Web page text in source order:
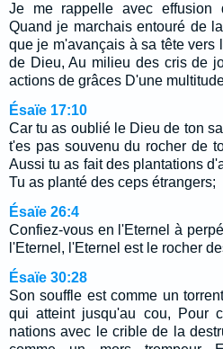
Je me rappelle avec effusion
Quand je marchais entouré de
que je m'avançais à sa tête vers
de Dieu, Au milieu des cris de
actions de grâces D'une
Ésaïe 17:10
Car tu as oublié le Dieu de ton
t'es pas souvenu du rocher de
Aussi tu as fait des plantations
Tu as planté des ceps étrangers;
Ésaïe 26:4
Confiez-vous en l'Eternel à
l'Eternel, l'Eternel est le rocher
Ésaïe 30:28
Son souffle est comme un
qui atteint jusqu'au cou, Pour
nations avec le crible de la